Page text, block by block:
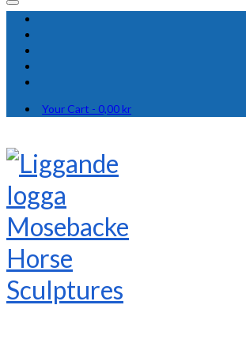
Your Cart - 0,00kr